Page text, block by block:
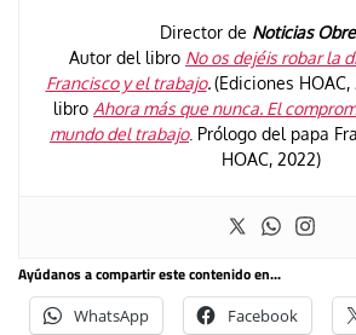
Director de Noticias
Autor del libro No os dejéis robar la
Francisco y el trabajo.(Ediciones
libro Ahora más que nunca. El
mundo del trabajo. Prólogo del papa
HOAC, 2022)
Ayúdanos a compartir este contenido en...
WhatsApp Facebook